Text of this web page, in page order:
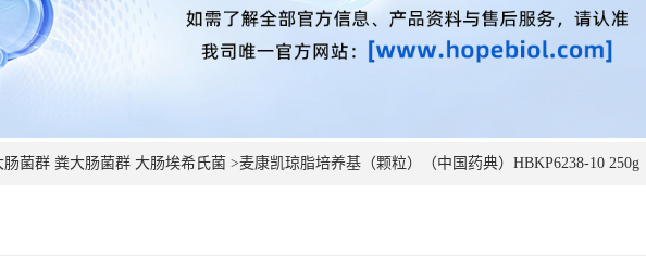
菌群 粪大肠菌群 大肠埃希氏菌 >麦康凯琼脂培养基（颗粒）（中国药典）HBKP6238-10 250g